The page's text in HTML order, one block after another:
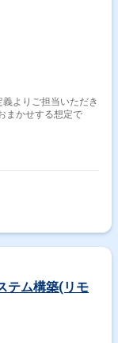
よりご担当いただき
まかせする想定で
テム構築(リモ